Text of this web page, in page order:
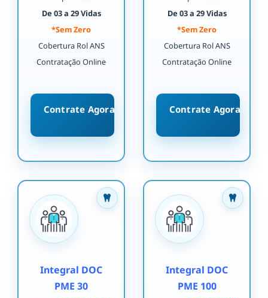
De 03 a 29 Vidas
*Sem Zero
Cobertura Rol ANS
Contratação Online
Contrate Agora
De 03 a 29 Vidas
*Sem Zero
Cobertura Rol ANS
Contratação Online
Contrate Agora
Integral DOC
PME 30
Integral DOC
PME 100